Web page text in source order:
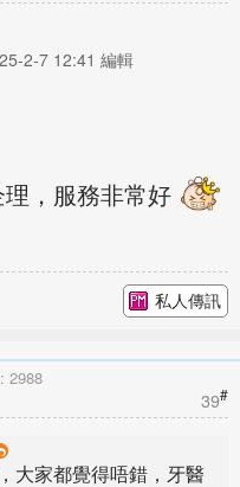
2-7 12:41 編輯
，服務非常好
私人傳訊
2988
39#
大家都覺得唔錯，牙醫